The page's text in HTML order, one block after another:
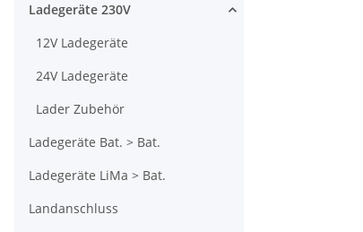
Ladegeräte 230V
12V Ladegeräte
24V Ladegeräte
Lader Zubehör
Ladegeräte Bat. > Bat.
Ladegeräte LiMa > Bat.
Landanschluss